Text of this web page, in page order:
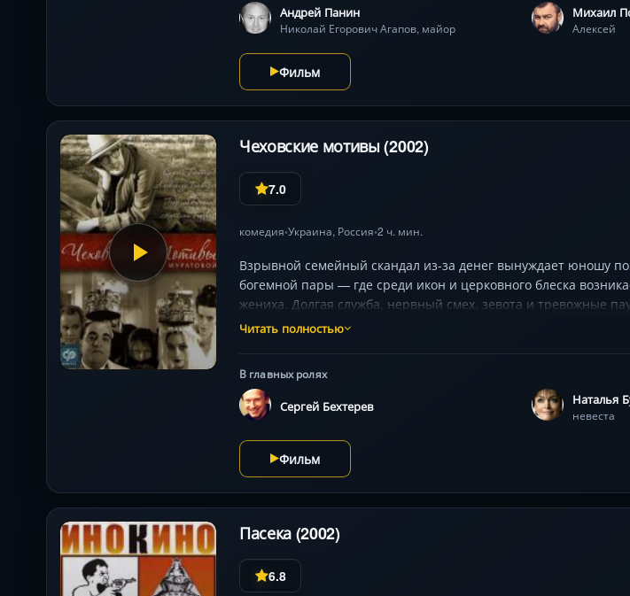
Андрей Панин
Николай Егорович Агапов, майор
Михаил
Алексей
Фильм
Чеховские мотивы (2002)
7.0
комедия•Украина, Россия•2 ч. мин.
Взрывной семейный скандал из-за денег вынуждает юношу
богемной пары — где среди икон и церковного блеска
жениха. Долгая служба, нервный смех, зевота и тревожные
Наталья Бузько и Жан Даниэль создают атмосферу
Читать полностью
В главных ролях
Сергей Бехтерев Наталья
невеста
Фильм
Пасека (2002)
6.8